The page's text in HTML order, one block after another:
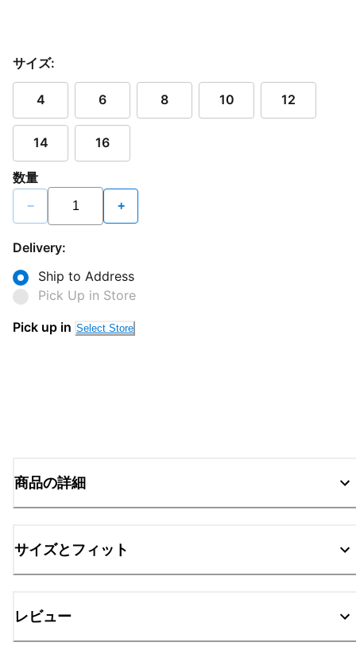
サイズ:
4 6 8 10 12
14 16
数量
− +
Delivery:
Ship to Address
Pick Up in Store
Pick up in Select Store
商品の詳細
サイズとフィット
レビュー